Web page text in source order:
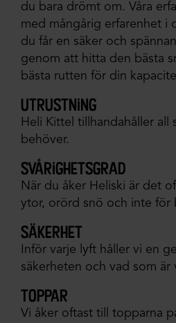
du bara drömt om. Våra
med mångårig erfarenhet i
du får en säker och
genom att hitta den bästa
bästa rutten för din
utrustning
Heli Kittel tillhandahåller all
behöver.
svårighetsgrad
När du åker Heliski är det
ytor, orörd snö och inte för
säkerhet
Inför varje lyft håller vi en
säkerheten och vad som är
toppar
Vi åker oftast till topparna